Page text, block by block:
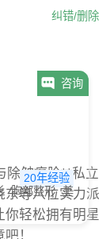
纠错/删除
20年经验
胸部整形 美体塑形
咨询
除皱瘦脸**私立
东等八位实力派
你轻松拥有明星
！